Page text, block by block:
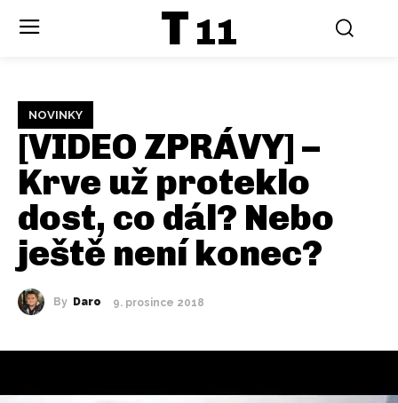
T 11
NOVINKY
[VIDEO ZPRÁVY] –
Krve už proteklo
dost, co dál? Nebo
ještě není konec?
By Daro 9. prosince 2018